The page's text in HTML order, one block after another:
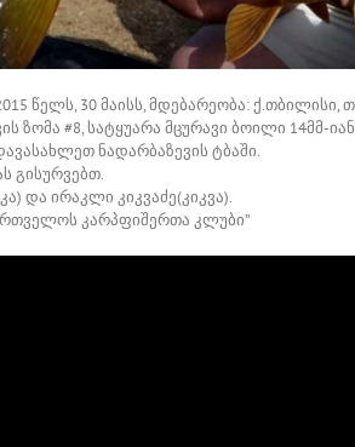
წელს, 30 მაისს, მდებარეობა: ქ.თბილისი,
ზომა #8, სატყუარა მცურავი ბოილი 14მმ-
ნადარბაზევის ტბაში.
გისურვებთ.
და ირაკლი კიკვაძე(კიკვა).
კარპფიშერთა კლუბი”